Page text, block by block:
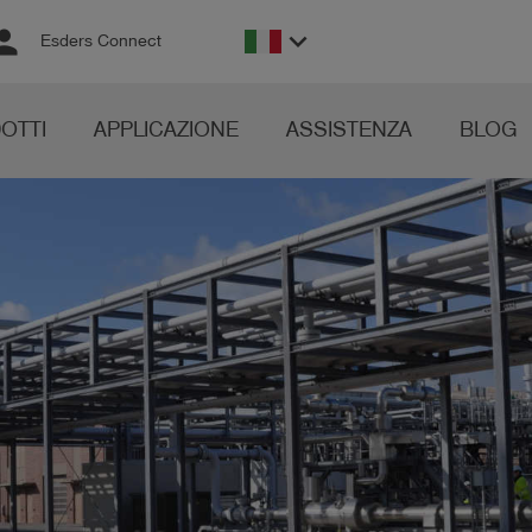
Esders Connect keyboard_arrow_down
APPLICAZIONE ASSISTENZA BLOG